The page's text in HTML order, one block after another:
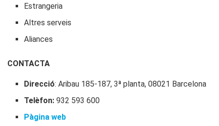
Estrangeria
Altres serveis
Aliances
CONTACTA
Direcció: Aribau 185-187, 3ª planta, 08021 Barcelona
Telèfon: 932 593 600
Pàgina web